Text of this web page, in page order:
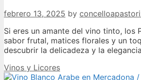
febrero 13, 2025 by
Si eres un amante del vino tinto, los
sabor frutal, matices florales y un
descubrir la delicadeza y la
Categories
Vinos y Licores